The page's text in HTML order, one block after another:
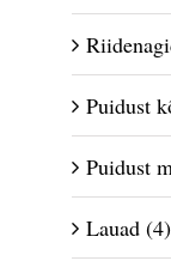
Puidust
Puidust
Lauad (4)